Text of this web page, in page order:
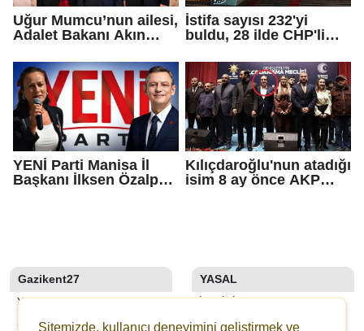
Uğur Mumcu’nun ailesi,
Adalet Bakanı Akın
İstifa sayısı 232'yi
buldu, 28 ilde CHP'li
YENİ Parti Manisa İl
Başkanı İlksen Özalper
Kılıçdaroğlu'nun atadığı
isim 8 ay önce AKP
Gazikent27
YAZARLAR
SON DAKİKA
YASAL
İLETIŞIM
KÜNYE
Sitemizde, kullanıcı deneyimini geliştirmek ve